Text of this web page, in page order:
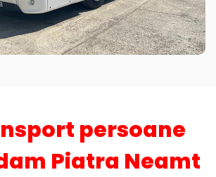
persoane
Piatra Neamt